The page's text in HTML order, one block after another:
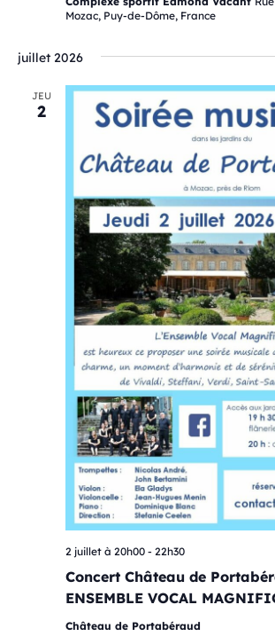
Mozac, Puy-de-Dôme, France
juillet 2026
JEU
2
Concert Château de
ENSEMBLE VOCAL
2 juillet à 20h00- 22h30
Château de Portabéraud